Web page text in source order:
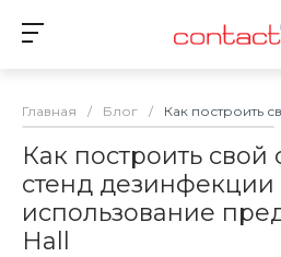
Главная / Блог / Как построить
Как построить свой
стенд дезинфекции
использование
Hall